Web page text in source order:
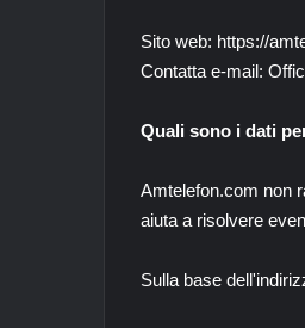
Sito web: https://
Contatta e-mail:
Quali sono i dati
Amtelefon.com non
aiuta a risolvere
Sulla base